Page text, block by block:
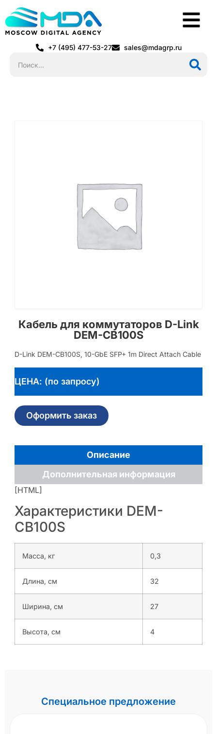
+7 (495) 477-53-27 sales@mdagrp.ru
Кабель для коммутаторов D-Link
DEM-CB100S
D-Link DEM-CB100S, 10-GbE SFP+ 1m Direct Attach Cable
ЦЕНА: (по запросу)
Оформить заказ
Описание
Дополнительная информация
[HTML]
Характеристики DEM-
CB100S
Масса, кг 0,3
Длина, см 32
Ширина, см 27
Высота, см 4
Специальное предложение